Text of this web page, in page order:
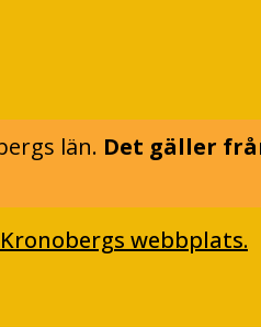
län. Det gäller
webbplats.